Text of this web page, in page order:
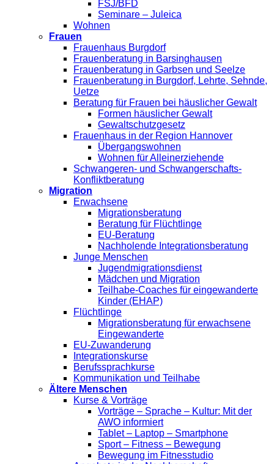
FSJ/BFD
Seminare – Juleica
Wohnen
Frauen
Frauenhaus Burgdorf
Frauenberatung in Barsinghausen
Frauenberatung in Garbsen und Seelze
Frauenberatung in Burgdorf, Lehrte, Sehnde,
Uetze
Beratung für Frauen bei häuslicher Gewalt
Formen häuslicher Gewalt
Gewaltschutzgesetz
Frauenhaus in der Region Hannover
Übergangswohnen
Wohnen für Alleinerziehende
Schwangeren- und Schwangerschafts-
Konfliktberatung
Migration
Erwachsene
Migrationsberatung
Beratung für Flüchtlinge
EU-Beratung
Nachholende Integrationsberatung
Junge Menschen
Jugendmigrationsdienst
Mädchen und Migration
Teilhabe-Coaches für eingewanderte
Kinder (EHAP)
Flüchtlinge
Migrationsberatung für erwachsene
Eingewanderte
EU-Zuwanderung
Integrationskurse
Berufssprachkurse
Kommunikation und Teilhabe
Ältere Menschen
Kurse & Vorträge
Vorträge – Sprache – Kultur: Mit der
AWO informiert
Tablet – Laptop – Smartphone
Sport – Fitness – Bewegung
Bewegung im Fitnesstudio